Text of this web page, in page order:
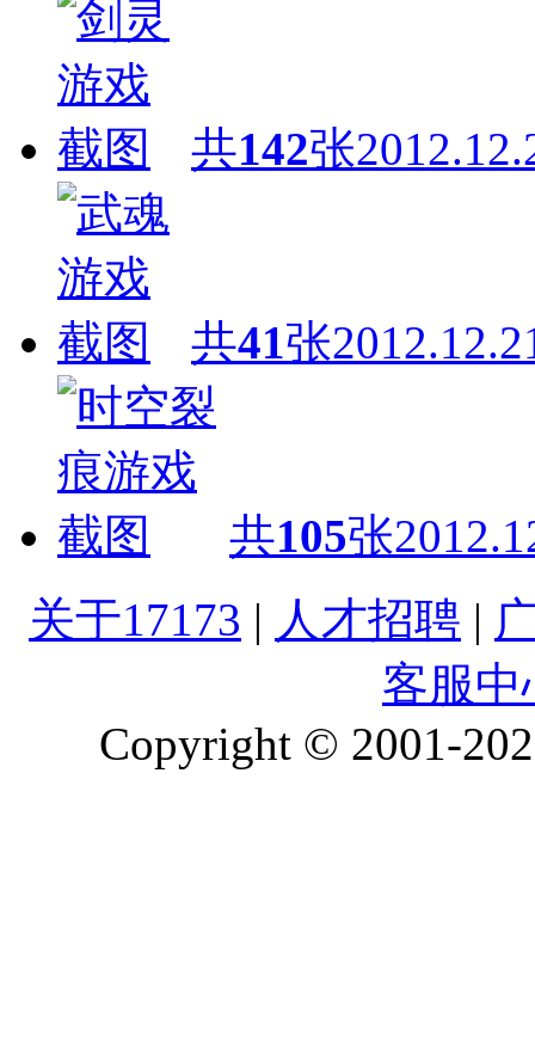
共142张
共41张
共105张
关于17173 | 人才招聘 |
客服中
Copyright © 2001-